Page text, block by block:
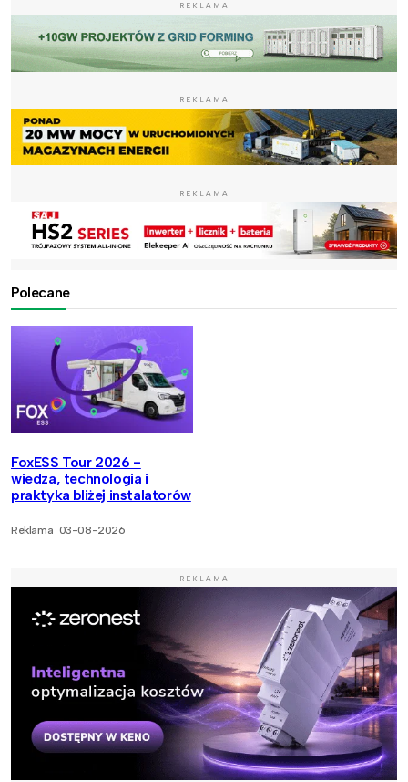
REKLAMA
REKLAMA
REKLAMA
Polecane
FoxESS Tour 2026 -
wiedza, technologia i
praktyka bliżej instalatorów
Reklama 03-08-2026
REKLAMA